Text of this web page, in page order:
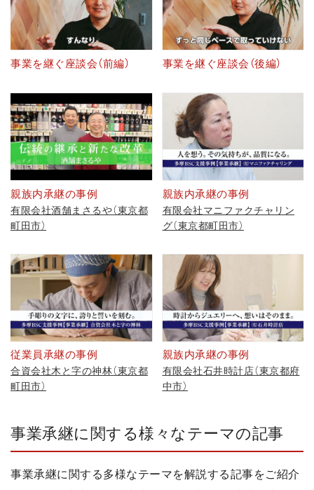
事業を継ぐ座談会（前編） 事業を継ぐ座談会（後編）
親族内承継の事例
有限会社酒舗まさるや（東京都
町田市）
親族内承継の事例
有限会社マニファクチャリン
グ（東京都町田市）
従業員承継の事例
合資会社木と字の神林（東京都
町田市）
親族内承継の事例
有限会社石井時計店（東京都府
中市）
事業承継に関する様々なテーマの記事
事業承継に関する多様なテーマを解説する記事をご紹介